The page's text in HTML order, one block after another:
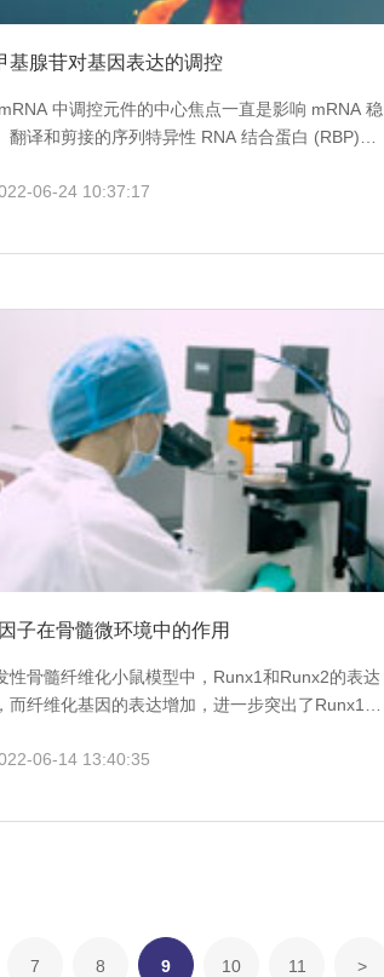
基腺苷对基因表达的调控
中调控元件的中心焦点一直是影响 mRNA 稳
翻译和剪接的序列特异性 RNA 结合蛋白 (RBP)。
。m6A是最丰富的修饰 mRNA 核苷酸，也存在于
06-24 10:37:17
子在骨髓微环境中的作用
性骨髓纤维化小鼠模型中，Runx1和Runx2的表达
而纤维化基因的表达增加，进一步突出了Runx1和
做更多的工作，但这些发现表明 Runx1 和 Runx2
06-14 13:40:35
7 8 9 10 11 >